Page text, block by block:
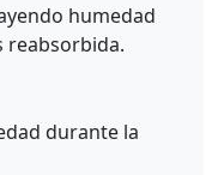
humedad
reabsorbida.
durante la